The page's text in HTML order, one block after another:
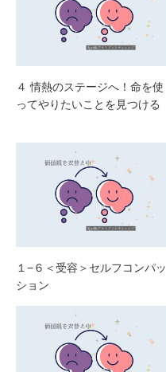
４ 情熱のステージへ！命を使
ってやりたいことを見つける
１−６＜受容＞セルフコンパッ
ション